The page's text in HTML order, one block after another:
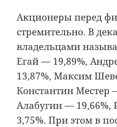
Акционеры перед
стремительно. В
владельцами
Егай — 19,89%,
13,87%, Максим
Константин Местер
Алабугин — 19,66%,
3,75%. При этом в